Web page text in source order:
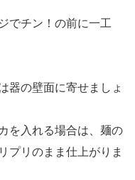
でチン！の前に一工
器の壁面に寄せましょ
を入れる場合は、麺の
プリのまま仕上がりま